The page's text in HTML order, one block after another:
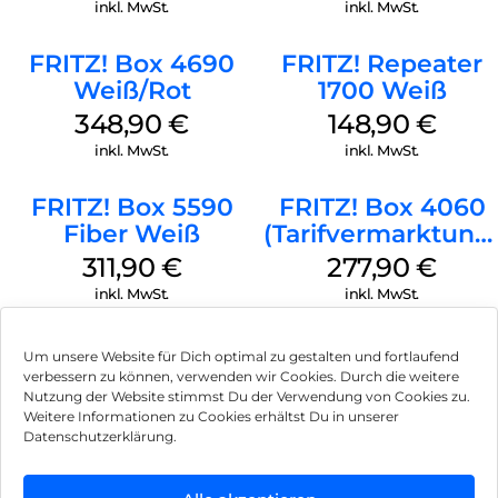
Um unsere Website für Dich optimal zu gestalten und fortlaufend
verbessern zu können, verwenden wir Cookies. Durch die weitere
Nutzung der Website stimmst Du der Verwendung von Cookies zu.
Weitere Informationen zu Cookies erhältst Du in unserer
Datenschutzerklärung.
reduzieren Ihre OPEX und CAPEX Kosten.
inkl. MwSt. inkl. MwSt.
FRITZ! Box 4690
Weiß/Rot
348,90€
inkl. MwSt.
FRITZ! Repeater
1700 Weiß
148,90 €
inkl. MwSt.
FRITZ! Box 5590
Fiber Weiß
311,90 €
inkl. MwSt.
FRITZ! Box 4060
Weiß
277,90€
inkl. MwSt.
Impressum